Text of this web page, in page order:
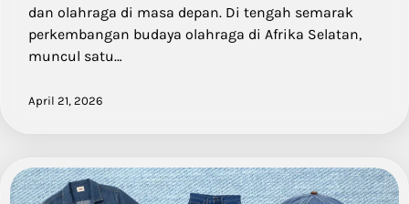
dan olahraga di masa depan. Di tengah semarak
perkembangan budaya olahraga di Afrika Selatan,
muncul satu…
April 21, 2026